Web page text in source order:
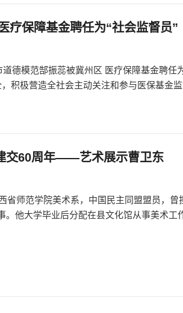
疗保障基金聘任为“社会监督员”
德模范郜振蕊被冀州区 医疗保障基金聘任
积极营造全社会主动关注和参与医保基金
交60周年——艺术展示曹卫东
省师范学院美术系，中国民主同盟盟员，曾
。他大学毕业后分配在县文化馆从事美术工